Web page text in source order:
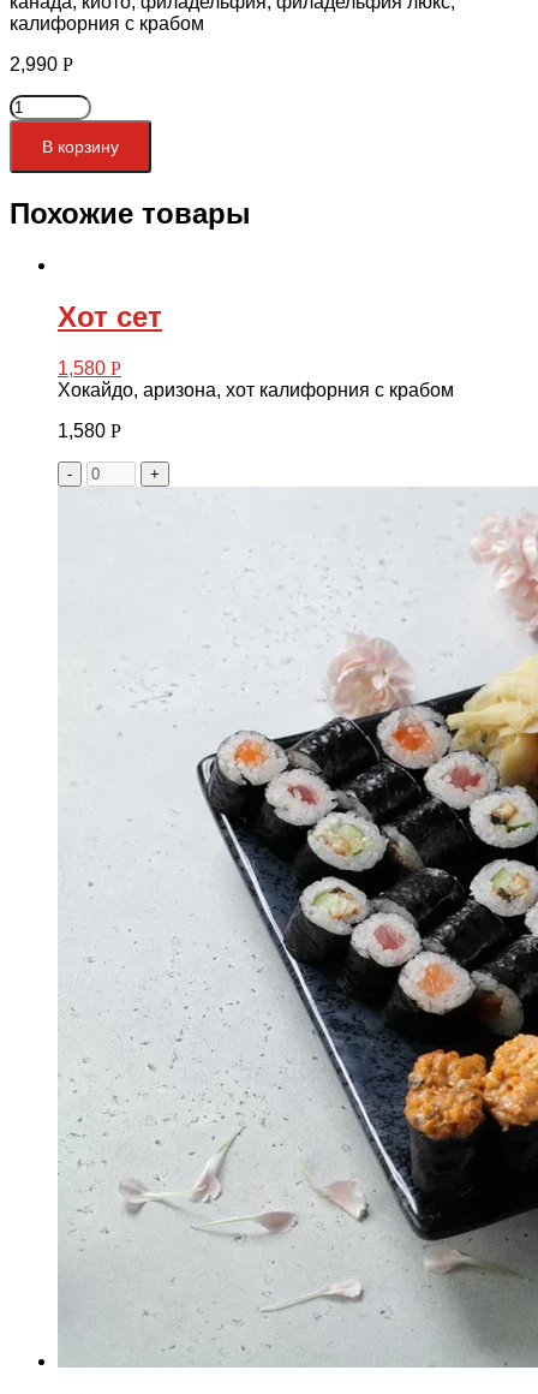
калифорния с крабом
2,990 Р
Количество
товара
Люкс
сет
В корзину
Похожие товары
Хот сет
1,580 Р
Хокайдо, аризона, хот калифорния с крабом
1,580 Р
- +